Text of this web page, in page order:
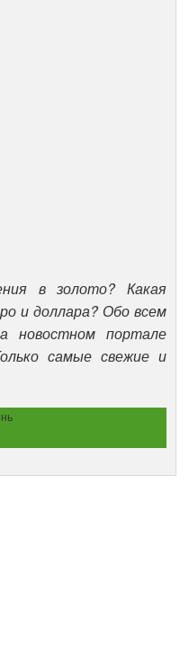
в золото? Какая
и доллара? Обо всем
новостном портале
самые свежие и